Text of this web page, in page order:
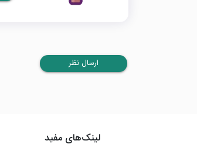
ارسال نظر
لینک‌های مفید